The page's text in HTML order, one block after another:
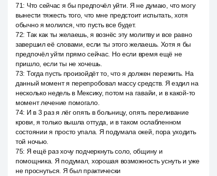
71: Что сейчас я бы предпочёл уйти. Я не думаю, что могу
вынести тяжесть того, что мне предстоит испытать, хотя
обычно я молился, что пусть все будет.
72: Так как ты желаешь, я вознёс эту молитву и все равно
завершил её словами, если ты этого желаешь. Хотя я бы
предпочёл уйти прямо сейчас. Но если время ещё не
пришло, если ты не хочешь.
73: Тогда пусть произойдёт то, что я должен пережить. На
данный момент я перепробовал массу средств. Я ездил на
несколько недель в Мексику, потом на гавайи, и в какой-то
момент лечение помогало.
74: И в 3 раз я лёг опять в больницу, опять переливание
крови, я только вышла оттуда, и в таком ослабленном
состоянии я просто упала. Я подумала окей, пора уходить
той ночью.
75: Я ещё раз хочу подчеркнуть соло, общину и
помощника. Я подумал, хорошая возможность уснуть и уже
не проснуться. Я был практически